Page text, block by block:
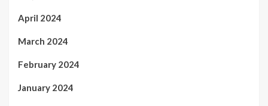
April 2024
March 2024
February 2024
January 2024